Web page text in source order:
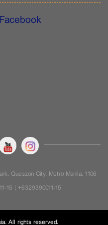
Queszon City, Metro Manila. 1106
15 | +6329390011-15
All rights reserved.